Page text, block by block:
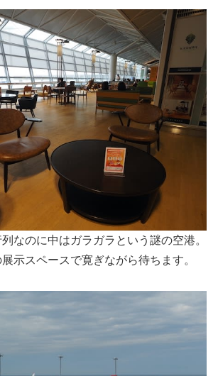
なのに中はガラガラという謎の空港。
示スペースで寛ぎながら待ちます。